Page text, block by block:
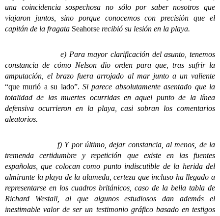
una coincidencia sospechosa no sólo por saber nosotros que
viajaron juntos, sino porque conocemos con precisión que el
capitán de la fragata Seahorse recibió su lesión en la playa.
e) Para mayor clarificación del asunto, tenemos
constancia de cómo Nelson dio orden para que, tras sufrir la
amputación, el brazo fuera arrojado al mar junto a un valiente
“que murió a su lado”. Si parece absolutamente asentado que la
totalidad de las muertes ocurridas en aquel punto de la línea
defensiva ocurrieron en la playa, casi sobran los comentarios
aleatorios.
f) Y por último, dejar constancia, al menos, de la
tremenda certidumbre y repetición que existe en las fuentes
españolas, que colocan como punto indiscutible de la herida del
almirante la playa de la alameda, certeza que incluso ha llegado a
representarse en los cuadros británicos, caso de la bella tabla de
Richard Westall, al que algunos estudiosos dan además el
inestimable valor de ser un testimonio gráfico basado en testigos